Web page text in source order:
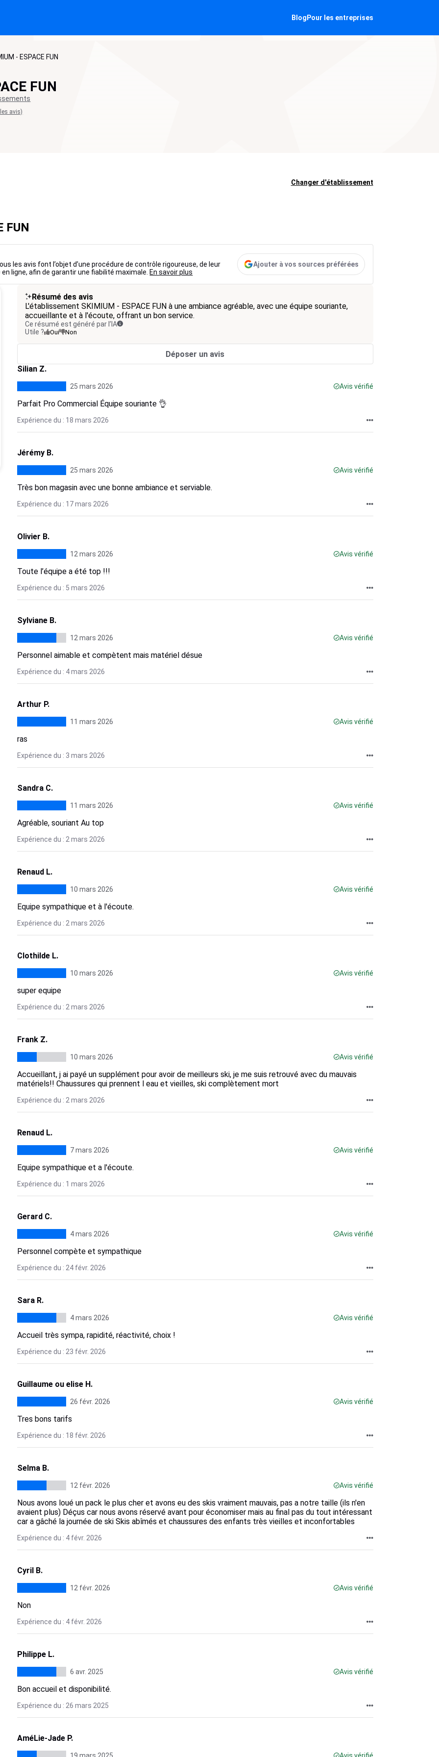
Blog Pour les entreprises
- ESPACE FUN
FUN
avis)
Changer d'établissement
FUN
les avis font l’objet d’une procédure de contrôle rigoureuse, de leur
ligne, afin de garantir une fiabilité maximale. En savoir plus
Ajouter à vos sources préférées
Résumé des avis
L'établissement SKIMIUM - ESPACE FUN à une ambiance agréable, avec une équipe souriante,
accueillante et à l'écoute, offrant un bon service.
Ce résumé est généré par l’IA
Utile ?
Oui Non
Déposer un avis
Silian Z.
25 mars 2026 Avis vérifié
Parfait Pro Commercial Équipe souriante 👌
Expérience du : 18 mars 2026
Jérémy B.
25 mars 2026 Avis vérifié
Très bon magasin avec une bonne ambiance et serviable.
Expérience du : 17 mars 2026
Olivier B.
12 mars 2026 Avis vérifié
Toute l’équipe a été top !!!
Expérience du : 5 mars 2026
Sylviane B.
12 mars 2026 Avis vérifié
Personnel aimable et compètent mais matériel désue
Expérience du : 4 mars 2026
Arthur P.
11 mars 2026 Avis vérifié
ras
Expérience du : 3 mars 2026
Sandra C.
11 mars 2026 Avis vérifié
Agréable, souriant Au top
Expérience du : 2 mars 2026
Renaud L.
10 mars 2026 Avis vérifié
Equipe sympathique et à l'écoute.
Expérience du : 2 mars 2026
Clothilde L.
10 mars 2026 Avis vérifié
super equipe
Expérience du : 2 mars 2026
Frank Z.
10 mars 2026 Avis vérifié
Accueillant, j ai payé un supplément pour avoir de meilleurs ski, je me suis retrouvé avec du mauvais
matériels!! Chaussures qui prennent l eau et vieilles, ski complètement mort
Expérience du : 2 mars 2026
Renaud L.
7 mars 2026 Avis vérifié
Equipe sympathique et a l'écoute.
Expérience du : 1 mars 2026
Gerard C.
4 mars 2026 Avis vérifié
Personnel compète et sympathique
Expérience du : 24 févr. 2026
Sara R.
4 mars 2026 Avis vérifié
Accueil très sympa, rapidité, réactivité, choix !
Expérience du : 23 févr. 2026
Guillaume ou elise H.
26 févr. 2026 Avis vérifié
Tres bons tarifs
Expérience du : 18 févr. 2026
Selma B.
12 févr. 2026 Avis vérifié
Nous avons loué un pack le plus cher et avons eu des skis vraiment mauvais, pas a notre taille (ils n'en
avaient plus) Déçus car nous avons réservé avant pour économiser mais au final pas du tout intéressant
car a gâché la journée de ski Skis abîmés et chaussures des enfants très vieilles et inconfortables
Expérience du : 4 févr. 2026
Cyril B.
12 févr. 2026 Avis vérifié
Non
Expérience du : 4 févr. 2026
Philippe L.
6 avr. 2025 Avis vérifié
Bon accueil et disponibilité.
Expérience du : 26 mars 2025
AméLie-Jade P.